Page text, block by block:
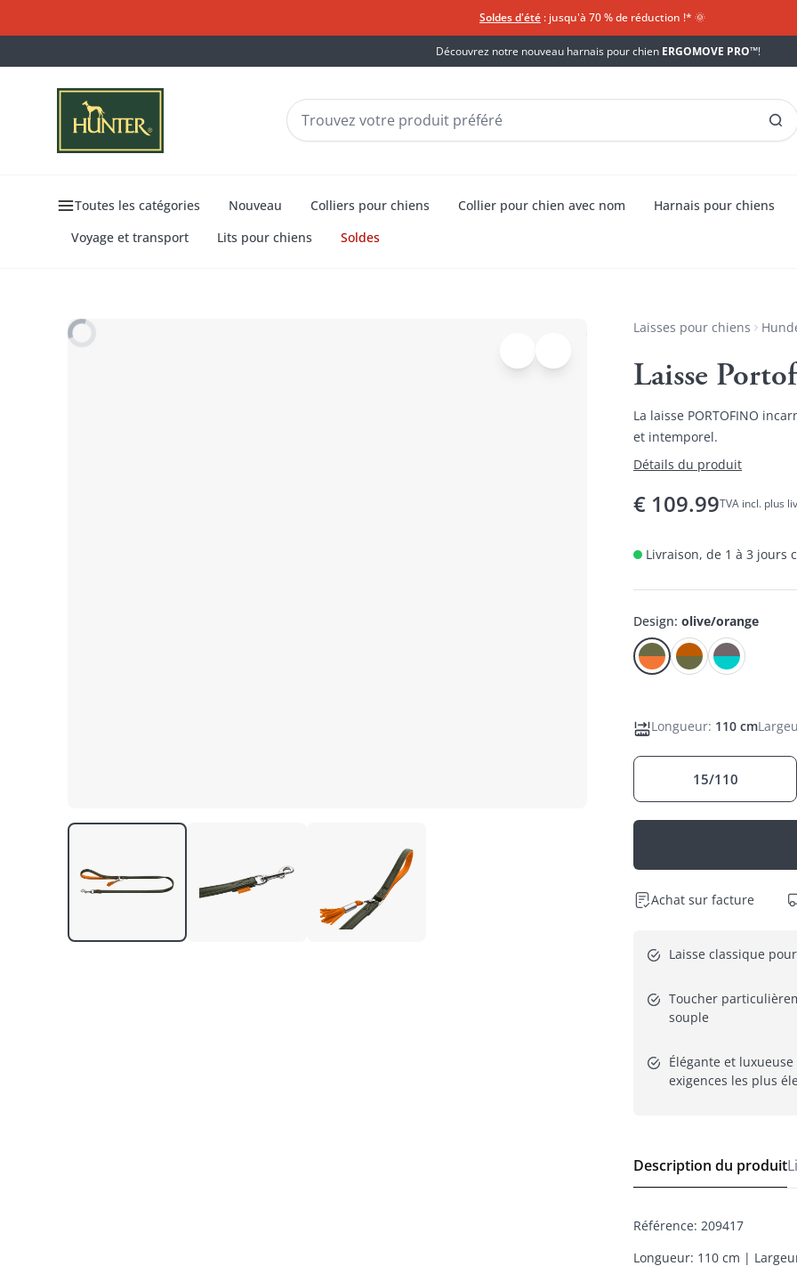
Soldes d'été : jusqu'à 70 % de réduction !*​ 🌞
Découvrez notre nouveau harnais pour chien ERGOMOVE PRO™!
Toutes les catégories Nouveau Colliers pour chiens Collier pour chien avec nom
Harnais pour chiens
Voyage et transport
Lits pour chiens Soldes
Laisses pour chiens
Laisse
La laisse PORTOFINO
et intemporel.
Détails du produit
€ 109.99TVA incl. plus
Livraison, de 1 à 3 jours
Design: olive/orange
Longueur: 110 cm
15/110
Achat sur facture
Laisse classique
Toucher
souple
Élégante et
exigences les plus
Description du produit
Référence: 209417
Longueur: 110 cm |